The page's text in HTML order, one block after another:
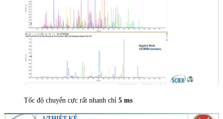
Tốc độ chuyển cực rất nhanh chỉ 5 ms